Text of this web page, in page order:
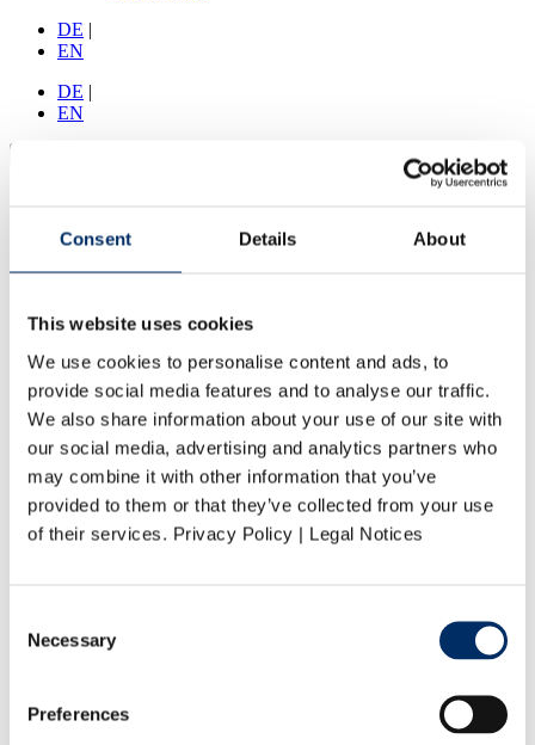
Consent Details About
This website uses cookies
We use cookies to personalise content and ads, to
provide social media features and to analyse our traffic.
We also share information about your use of our site with
our social media, advertising and analytics partners who
may combine it with other information that you’ve
provided to them or that they’ve collected from your use
of their services. Privacy Policy | Legal Notices
Selection
Necessary
Preferences
DE |
EN
DE |
EN
Vorstufe
Produkte
Zeitschriften
Umwelt
Klimaschutz bei Vogel Druck
Umweltmanagement
Umweltzertifikate
Karriere
Vogel Druck als Arbeitgeber
Stellenangebote
Unternehmen
Qualität